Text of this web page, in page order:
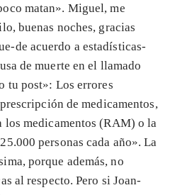
matan». Miguel, me
buenas noches, gracias
de acuerdo a estadísticas-
de muerte en el llamado
tu post»: Los errores
de medicamentos,
los medicamentos (RAM) o la
personas cada año». La
porque además, no
al respecto. Pero si Joan-